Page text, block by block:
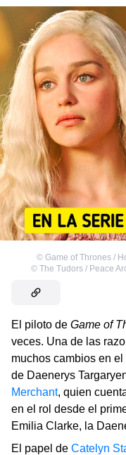
© Game of Thrones /
© The Tudors / Peace
El piloto de Game of
veces. Una de las
muchos cambios en
de Daenerys
Merchant, quien
en el rol desde el
Emilia Clarke, la
El papel de Catelyn